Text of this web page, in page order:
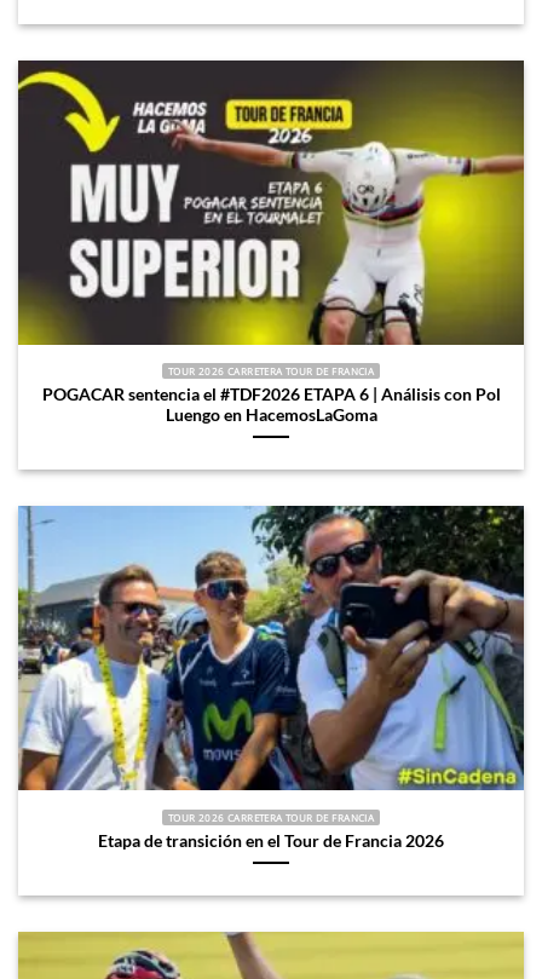
TOUR 2026 CARRETERA TOUR DE FRANCIA
POGACAR sentencia el #TDF2026 ETAPA 6 | Análisis con Pol
Luengo en HacemosLaGoma
TOUR 2026 CARRETERA TOUR DE FRANCIA
Etapa de transición en el Tour de Francia 2026